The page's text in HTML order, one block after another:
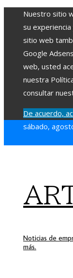
Nuestro sitio
su
sitio web
Google
web, usted
nuestra
consultar
De acuerdo,
sábado,
Noticias de
más.